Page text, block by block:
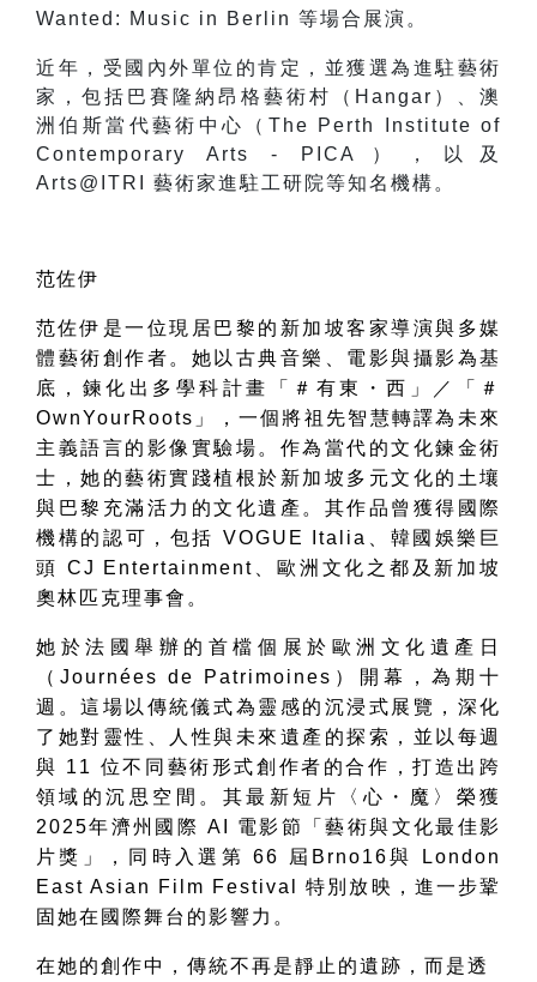
Wanted: Music in Berlin 等場合展演。
近年，受國內外單位的肯定，並獲選為進駐藝術
家，包括巴賽隆納昂格藝術村（Hangar）、澳
洲伯斯當代藝術中心（The Perth Institute of
Contemporary Arts - PICA），以及
Arts@ITRI 藝術家進駐工研院等知名機構。
范佐伊
范佐伊是一位現居巴黎的新加坡客家導演與多媒
體藝術創作者。她以古典音樂、電影與攝影為基
底，鍊化出多學科計畫「＃有東・西」／「＃
OwnYourRoots」，一個將祖先智慧轉譯為未來
主義語言的影像實驗場。作為當代的文化鍊金術
士，她的藝術實踐植根於新加坡多元文化的土壤
與巴黎充滿活力的文化遺產。其作品曾獲得國際
機構的認可，包括 VOGUE Italia、韓國娛樂巨
頭 CJ Entertainment、歐洲文化之都及新加坡
奧林匹克理事會。
她於法國舉辦的首檔個展於歐洲文化遺產日
（Journées de Patrimoines）開幕，為期十
週。這場以傳統儀式為靈感的沉浸式展覽，深化
了她對靈性、人性與未來遺產的探索，並以每週
與 11 位不同藝術形式創作者的合作，打造出跨
領域的沉思空間。其最新短片〈心・魔〉榮獲
2025年濟州國際 AI 電影節「藝術與文化最佳影
片獎」，同時入選第 66 屆Brno16與 London
East Asian Film Festival 特別放映，進一步鞏
固她在國際舞台的影響力。
在她的創作中，傳統不再是靜止的遺跡，而是透